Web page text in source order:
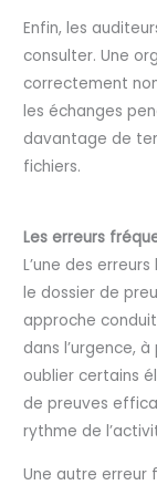
Enfin, les
consulter. Une
correctement
les échanges
davantage de
fichiers.
Les erreurs
L’une des
le dossier de
approche
dans l’urgence,
oublier certains
de preuves
rythme de
Une autre erreur